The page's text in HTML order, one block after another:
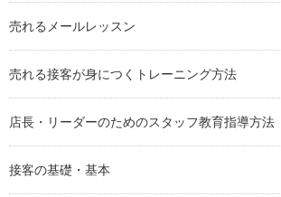
売れるメールレッスン
売れる接客が身につくトレーニング方法
店長・リーダーのためのスタッフ教育指導方法
接客の基礎・基本